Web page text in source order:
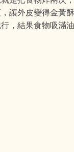
讓外皮變得金黃
，結果食物吸滿油